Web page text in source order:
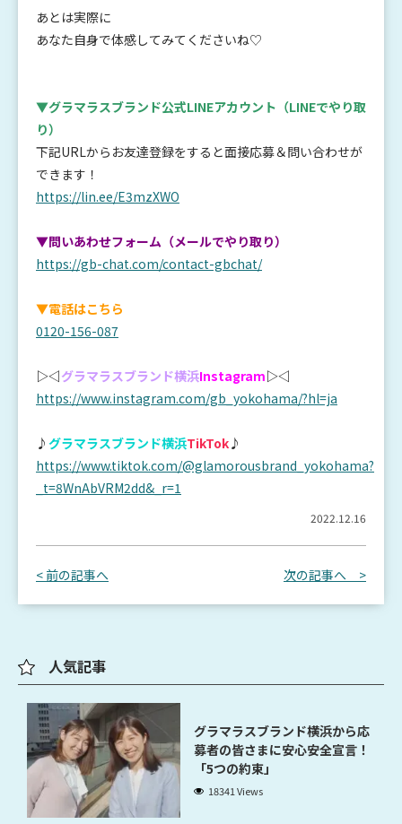
あとは実際に
あなた自身で体感してみてくださいね♡
▼グラマラスブランド公式LINEアカウント （LINEでやり取
り）
下記URLからお友達登録をすると面接応募＆問い合わせが
できます！
https://lin.ee/E3mzXWO
▼問いあわせフォーム（メールでやり取り）
https://gb-chat.com/contact-gbchat/
▼電話はこちら
0120-156-087
▷◁グラマラスブランド横浜Instagram▷◁
https://www.instagram.com/gb_yokohama/?hl=ja
♪ グラマラスブランド横浜TikTok♪
https://www.tiktok.com/@glamorousbrand_yokohama?
_t=8WnAbVRM2dd&_r=1
2022.12.16
< 前の記事へ 次の記事へ >
人気記事
グラマラスブランド横浜から応
募者の皆さまに安心安全宣言！
「5つの約束」
18341 Views